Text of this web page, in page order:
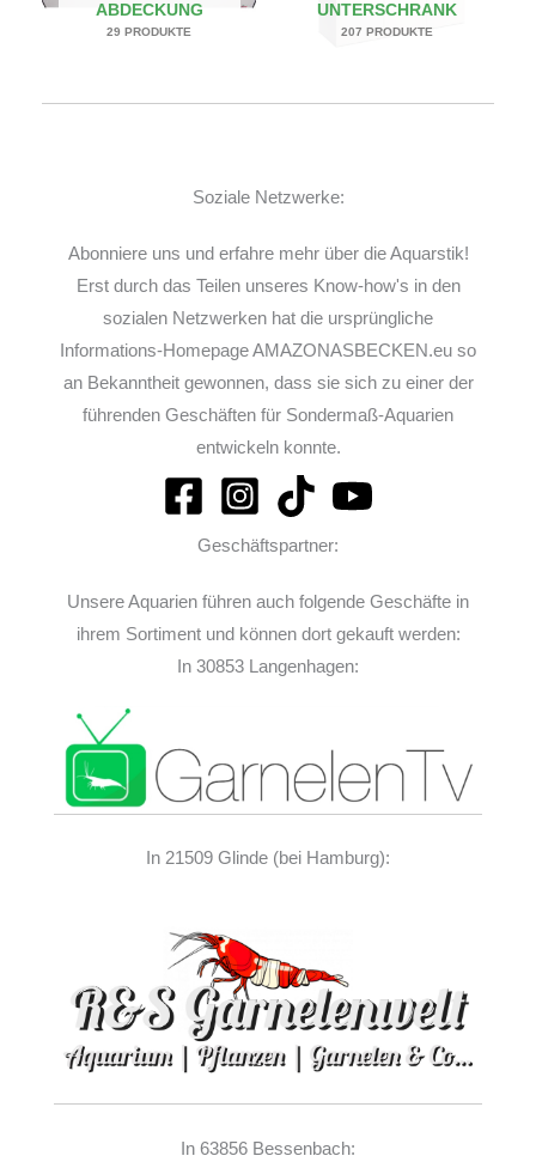
ABDECKUNG
29 PRODUKTE
UNTERSCHRANK
207 PRODUKTE
Soziale Netzwerke:
Abonniere uns und erfahre mehr über die Aquarstik!
Erst durch das Teilen unseres Know-how's in den
sozialen Netzwerken hat die ursprüngliche
Informations-Homepage AMAZONASBECKEN.eu so
an Bekanntheit gewonnen, dass sie sich zu einer der
führenden Geschäften für Sondermaß-Aquarien
entwickeln konnte.
Geschäftspartner:
Unsere Aquarien führen auch folgende Geschäfte in
ihrem Sortiment und können dort gekauft werden:
In 30853 Langenhagen:
In 21509 Glinde (bei Hamburg):
In 63856 Bessenbach: